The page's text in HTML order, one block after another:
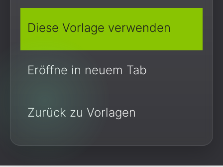
Diese Vorlage verwenden
Eröffne in neuem Tab
Zurück zu Vorlagen